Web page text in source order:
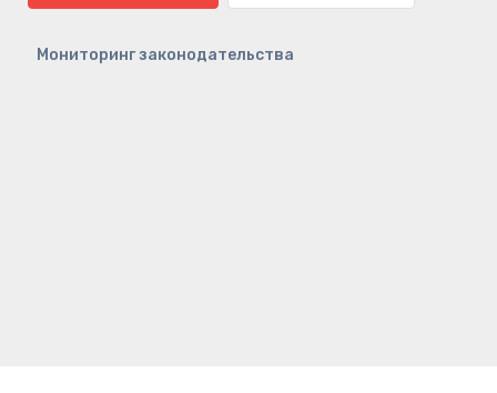
Мониторинг законодательства